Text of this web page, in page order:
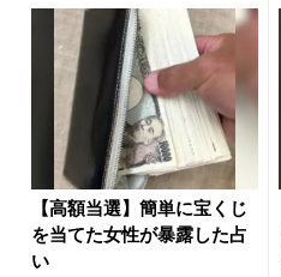
【高額当選】簡単に宝くじ
を当てた女性が暴露した占
い